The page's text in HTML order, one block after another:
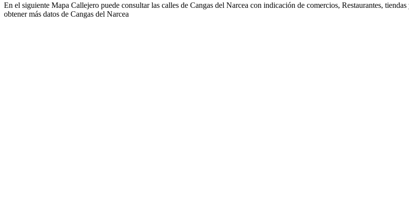
En el siguiente Mapa Callejero puede consultar las calles de Cangas del Narcea con indicación de comercios, Restaurantes,
obtener más datos de Cangas del Narcea